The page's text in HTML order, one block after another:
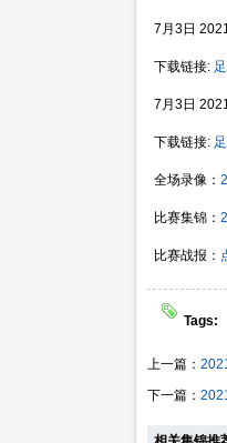
7月3日
下载链接:
7月3日
下载链接:
全场录像：
比赛集锦：
比赛战报：
Tags:
上一篇：
下一篇：